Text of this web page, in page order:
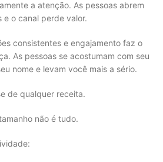
a atenção. As pessoas abrem
e o canal perde valor.
consistentes e engajamento faz o
As pessoas se acostumam com seu
nome e levam você mais a sério.
de qualquer receita.
não é tudo.